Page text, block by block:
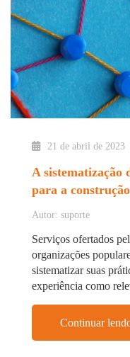
21 de abril de 2023
A sistematização
para a
Autor: suporte
Serviços ofertados
organizações
sistematizar suas
experiência como
Continuar